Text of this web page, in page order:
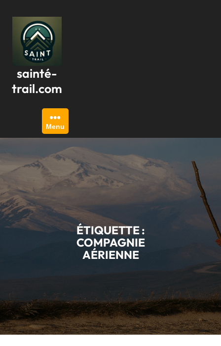
contenu
sainté-
trail.com
Menu
ÉTIQUETTE :
COMPAGNIE
AÉRIENNE